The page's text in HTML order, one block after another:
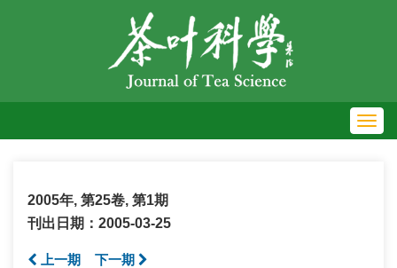
2005年, 第25卷, 第1期
刊出日期：2005-03-25
上一期 下一期